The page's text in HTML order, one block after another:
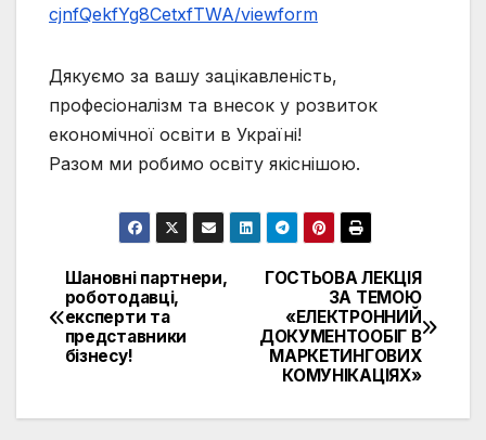
cjnfQekfYg8CetxfTWA/viewform
Дякуємо за вашу зацікавленість,
професіоналізм та внесок у розвиток
економічної освіти в Україні!
Разом ми робимо освіту якіснішою.
Навігація
записів
ГОСТЬОВА ЛЕКЦІЯ
ЗА ТЕМОЮ
«ЕЛЕКТРОННИЙ
ДОКУМЕНТООБІГ В
МАРКЕТИНГОВИХ
КОМУНІКАЦІЯХ»
Шановні партнери,
роботодавці,
експерти та
представники
бізнесу!